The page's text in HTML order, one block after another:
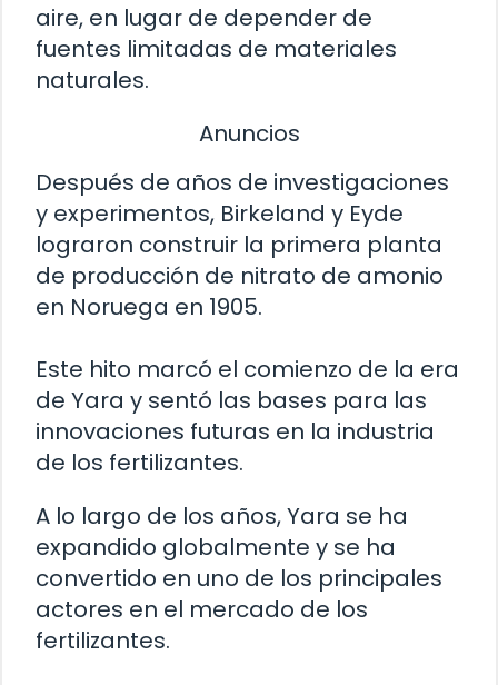
aire, en lugar de depender de
fuentes limitadas de materiales
naturales.
Anuncios
Después de años de investigaciones
y experimentos, Birkeland y Eyde
lograron construir la primera planta
de producción de nitrato de amonio
en Noruega en 1905.
Este hito marcó el comienzo de la era
de Yara y sentó las bases para las
innovaciones futuras en la industria
de los fertilizantes.
A lo largo de los años, Yara se ha
expandido globalmente y se ha
convertido en uno de los principales
actores en el mercado de los
fertilizantes.